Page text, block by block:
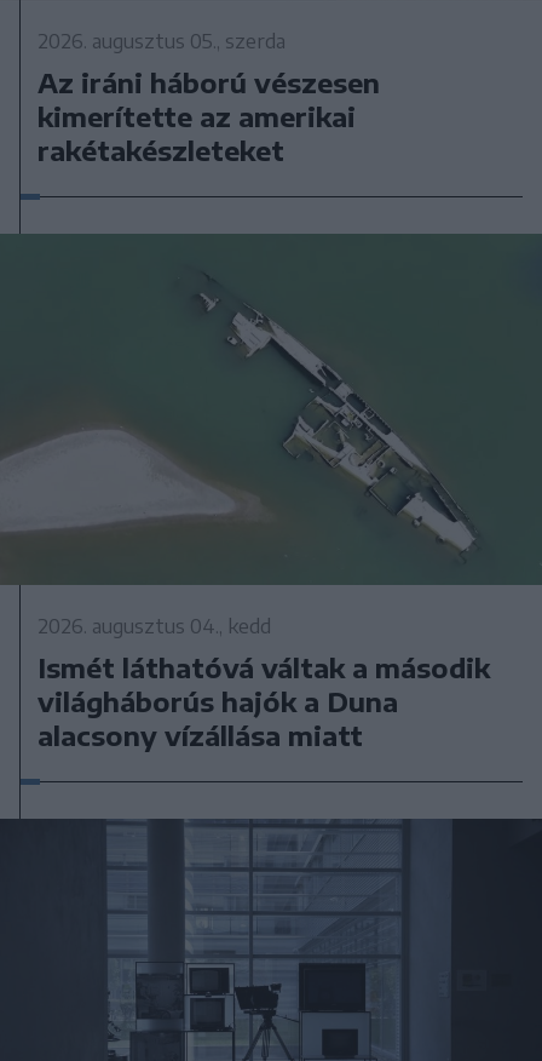
2026. augusztus 05., szerda
Az iráni háború vészesen
kimerítette az amerikai
rakétakészleteket
2026. augusztus 04., kedd
Ismét láthatóvá váltak a második
világháborús hajók a Duna
alacsony vízállása miatt